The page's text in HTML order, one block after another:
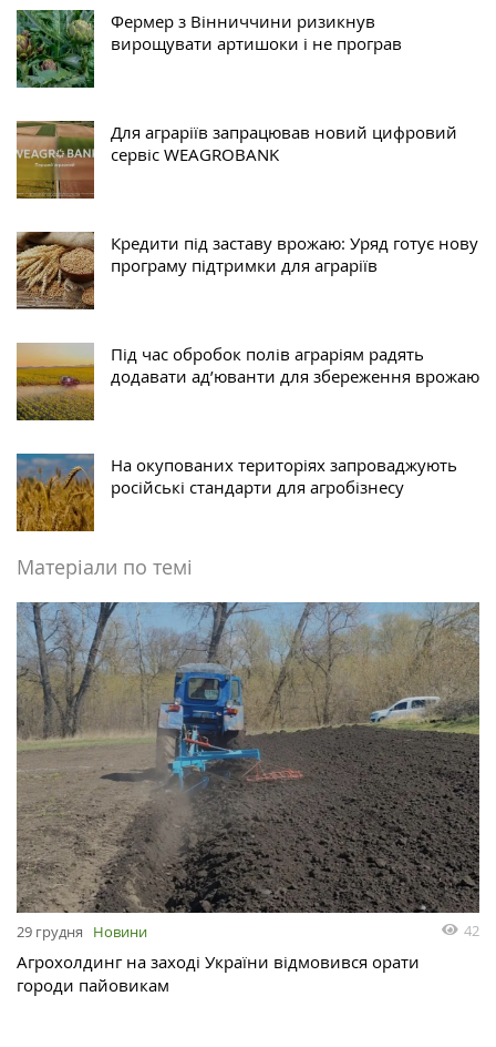
Фермер з Вінниччини ризикнув
вирощувати артишоки і не програв
Для аграріїв запрацював новий цифровий
сервіс WEAGROBANK
Кредити під заставу врожаю: Уряд готує нову
програму підтримки для аграріїв
Під час обробок полів аграріям радять
додавати ад’юванти для збереження врожаю
На окупованих територіях запроваджують
російські стандарти для агробізнесу
Матеріали по темі
29 грудня Новини 42
Агрохолдинг на заході України відмовився орати
городи пайовикам